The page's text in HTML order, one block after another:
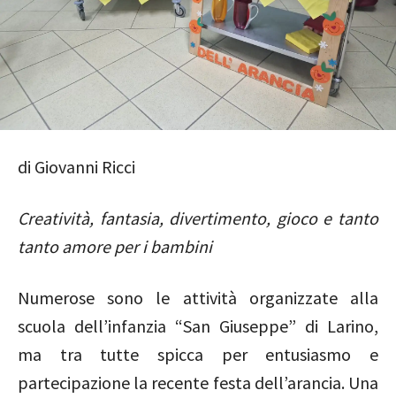
di Giovanni Ricci
Creatività, fantasia, divertimento, gioco e tanto
tanto amore per i bambini
Numerose sono le attività organizzate alla
scuola dell’infanzia “San Giuseppe” di Larino,
ma tra tutte spicca per entusiasmo e
partecipazione la recente festa dell’arancia. Una